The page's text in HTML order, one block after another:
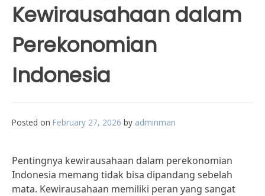
Kewirausahaan dalam
Perekonomian
Indonesia
Posted on February 27, 2026 by adminman
Pentingnya kewirausahaan dalam perekonomian
Indonesia memang tidak bisa dipandang sebelah
mata. Kewirausahaan memiliki peran yang sangat